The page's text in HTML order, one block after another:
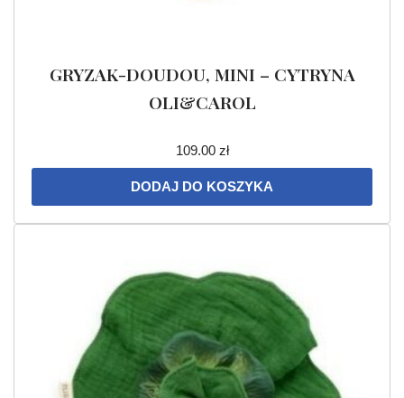
GRYZAK-DOUDOU, MINI – CYTRYNA
OLI&CAROL
109.00 zł
DODAJ DO KOSZYKA